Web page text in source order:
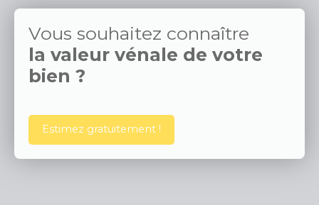
Vous souhaitez connaître
la valeur vénale de votre
bien ?
Estimez gratuitement !